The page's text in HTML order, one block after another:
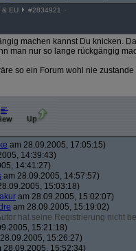
& EU #2834921
machen kannst Du knicken.
man nur so lange rückgängig
so ein Forum wohl nie
am 28.09.2005, 17:05:15)
14:39:43)
14:41:27)
am 28.09.2005, 14:57:57)
15:03:18)
am 28.09.2005, 15:02:07)
am 28.09.2005, 15:19:02)
hat seine Registrierung nicht
15:21:18)
15:26:27)
28.09.2005, 15:52:34)